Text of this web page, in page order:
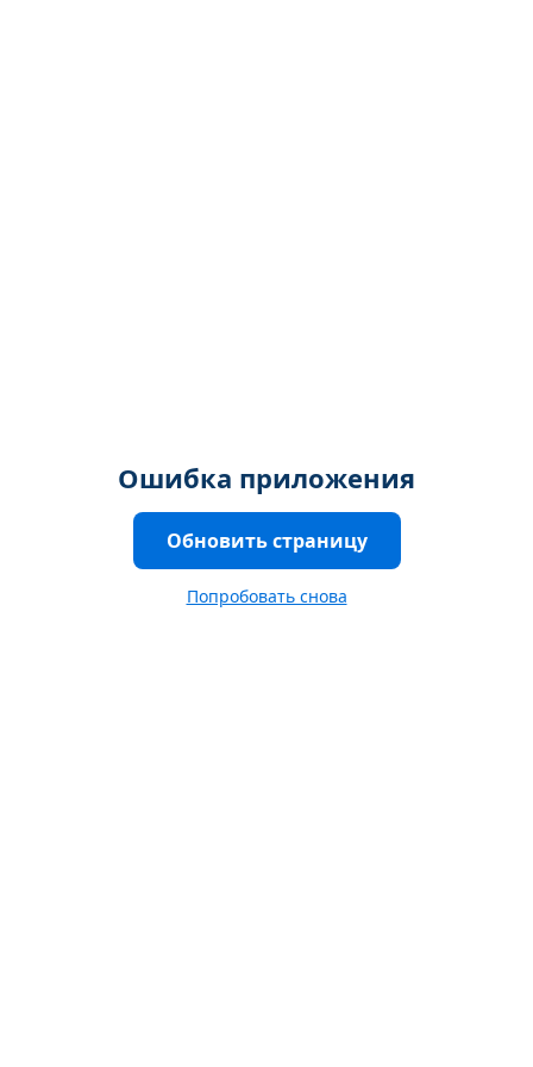
Ошибка приложения
Обновить страницу
Попробовать снова